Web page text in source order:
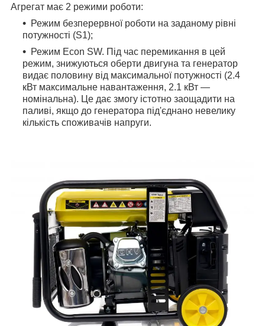
Агрегат має 2 режими роботи:
Режим безперервної роботи на заданому рівні
потужності (S1);
Режим Econ SW. Під час перемикання в цей
режим, знижуються оберти двигуна та генератор
видає половину від максимальної потужності (2.4
кВт максимальне навантаження, 2.1 кВт —
номінальна). Це дає змогу істотно заощадити на
паливі, якщо до генератора під'єднано невелику
кількість споживачів напруги.